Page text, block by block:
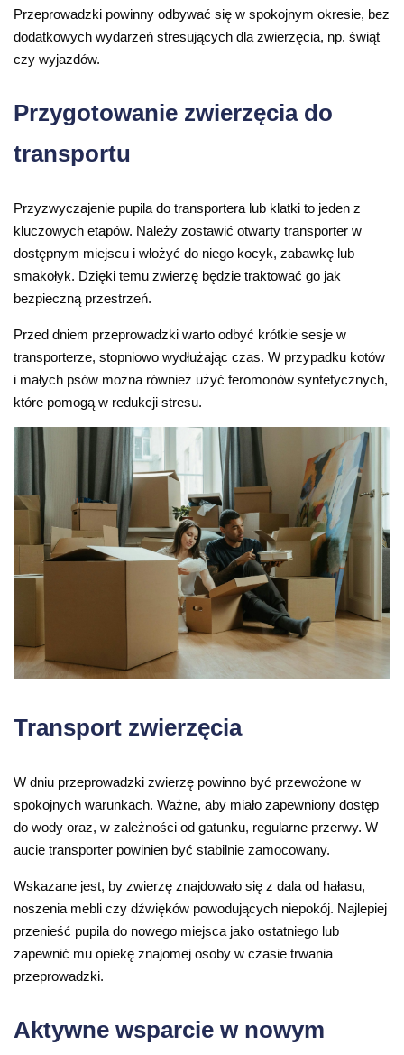
Przeprowadzki powinny odbywać się w spokojnym okresie, bez
dodatkowych wydarzeń stresujących dla zwierzęcia, np. świąt
czy wyjazdów.
Przygotowanie zwierzęcia do
transportu
Przyzwyczajenie pupila do transportera lub klatki to jeden z
kluczowych etapów. Należy zostawić otwarty transporter w
dostępnym miejscu i włożyć do niego kocyk, zabawkę lub
smakołyk. Dzięki temu zwierzę będzie traktować go jak
bezpieczną przestrzeń.
Przed dniem przeprowadzki warto odbyć krótkie sesje w
transporterze, stopniowo wydłużając czas. W przypadku kotów
i małych psów można również użyć feromonów syntetycznych,
które pomogą w redukcji stresu.
Transport zwierzęcia
W dniu przeprowadzki zwierzę powinno być przewożone w
spokojnych warunkach. Ważne, aby miało zapewniony dostęp
do wody oraz, w zależności od gatunku, regularne przerwy. W
aucie transporter powinien być stabilnie zamocowany.
Wskazane jest, by zwierzę znajdowało się z dala od hałasu,
noszenia mebli czy dźwięków powodujących niepokój. Najlepiej
przenieść pupila do nowego miejsca jako ostatniego lub
zapewnić mu opiekę znajomej osoby w czasie trwania
przeprowadzki.
Aktywne wsparcie w nowym